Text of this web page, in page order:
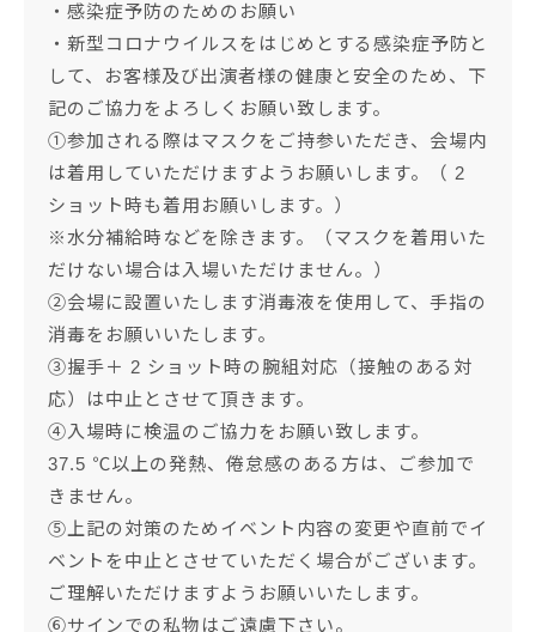
・感染症予防のためのお願い
・新型コロナウイルスをはじめとする感染症予防と
して、お客様及び出演者様の健康と安全のため、下
記のご協力をよろしくお願い致します。
①参加される際はマスクをご持参いただき、会場内
は着用していただけますようお願いします。（ 2
ショット時も着用お願いします。）
※水分補給時などを除きます。（マスクを着用いた
だけない場合は入場いただけません。）
②会場に設置いたします消毒液を使用して、手指の
消毒をお願いいたします。
③握手＋ 2 ショット時の腕組対応（接触のある対
応）は中止とさせて頂きます。
④入場時に検温のご協力をお願い致します。
37.5 ℃以上の発熱、倦怠感のある方は、ご参加で
きません。
⑤上記の対策のためイベント内容の変更や直前でイ
ベントを中止とさせていただく場合がございます。
ご理解いただけますようお願いいたします。
⑥サインでの私物はご遠慮下さい。